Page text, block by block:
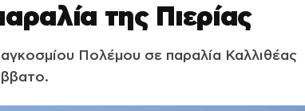
της Πιερίας
Πολέμου σε παραλία Καλλιθέας